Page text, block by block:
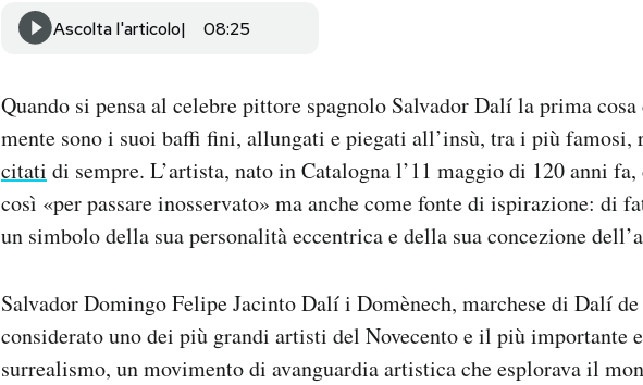
Ascolta l'articolo 08:25
Quando si pensa al celebre pittore spagnolo Salvador Dalí la prima
mente sono i suoi baffi fini, allungati e piegati all’insù, tra i più
citati di sempre. L’artista, nato in Catalogna l’11 maggio di 120 anni
così «per passare inosservato» ma anche come fonte di ispirazione: di
un simbolo della sua personalità eccentrica e della sua concezione
Salvador Domingo Felipe Jacinto Dalí i Domènech, marchese di Dalí
considerato uno dei più grandi artisti del Novecento e il più importante
surrealismo, un movimento di avanguardia artistica che esplorava il